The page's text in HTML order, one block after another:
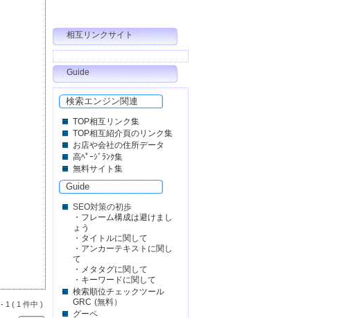
- 1 ( 1 件中 )
相互リンクサイト
Guide
検索エンジン関連
TOP相互リンク集
TOP相互紹介頁のリンク集
お店や会社の住所データ
高ﾍﾟｰｼﾞﾗﾝｸ集
無料サイト集
Guide
SEO対策の初歩
・ フレーム構成は避けまし
ょう
・ タイトルに関して
・ アンカーテキストに関し
て
・ メタタグに関して
・ キーワードに関して
検索順位チェックツール
GRC (無料）
グーペ